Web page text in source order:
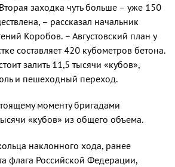
заходка чуть больше – уже 150
– рас­сказал начальник
Коробов. – Августовский план у
составляет 420 кубоме­тров бетона.
за­лить 11,5 тысячи «кубов»,
и пешеходный переход.
моменту бригадами
«ку­бов» из общего объема.
наклонно­го хода, ранее
флага Российской Федерации,